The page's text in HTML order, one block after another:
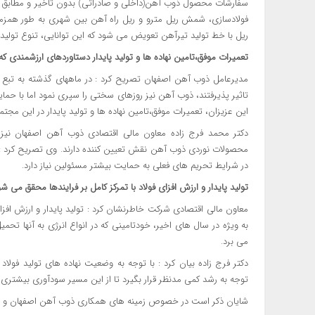
سفارشات محصول ذوب آهن(داخلی و صادراتی) بدون تاخیر و مطابق
ریل با خط تولید تیرآهن تعویض می شود که این توانایی، تنوع
تعمیرات موفق،تامین نهاده ها و تولید پایدار دستاوردهای
مدیرعامل ذوب آهن اصفهان تصریح کرد : در ماههای گذشته به
تاثیر پذیرفتند، ذوب آهن نیز روزهای سختی را سپری نمود اما با
این عزیزان، تعمیرات موفق،تامین نهاده ها و تولید پایدار در
دکتر محمد فرج زاده معاون مالی اقتصادی ذوب آهن اصفهان
محصولات نوردی ذوب آهن نقش تعیین کننده دارند. وی تصریح کرد
در شرایط تحریم های فعلی به حمایت بیشتر مسئولین نیاز دارد.
تولید پایدار و ارزش افزای فولاد با تمرکز کامل بر فرایندها محقق می
معاون مالی اقتصادی شرکت خاطرنشان کرد : تولید پایدار و ارزش
به ویژه در سال های اخیر، خودتامینی که در انواع انرژی به آنها
می برد.
دکتر فرج زاده بیان کرد : با توجه به وضعیت نهاده های تولید
توجه به رشد کمی مدنظر قرار بگیرد تا از این مسیر سودآوری
شایان ذکر است در خصوص زمینه های همکاری ذوب آهن اصفهان و